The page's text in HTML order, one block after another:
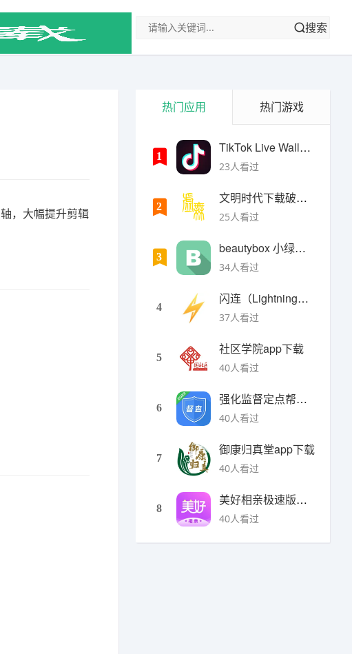
搜索
，大幅提升剪辑
热门应用 热门游戏
1
TikTok Live Wallpaper
23人看过
2
文明时代下载破解版无限金币最新版
25人看过
3
beautybox 小绿盒正版最新免费下载
34人看过
4
闪连（LightningX）加速器app
37人看过
5
社区学院app下载
40人看过
6
强化监督定点帮扶下载
40人看过
7
御康归真堂app下载
40人看过
8
美好相亲极速版下载
40人看过